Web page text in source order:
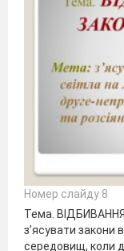
Номер слайду 8
Тема.
з’ясувати закони
середовищ, коли